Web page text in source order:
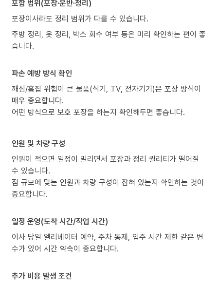
포함 범위(포장·운반·정리)
포장이사라도 정리 범위가 다를 수 있습니다.
주방 정리, 옷 정리, 박스 회수 여부 등은 미리 확인하는 편이 좋
습니다.
파손 예방 방식 확인
깨짐/흠집 위험이 큰 물품(식기, TV, 전자기기)은 포장 방식이
매우 중요합니다.
어떤 방식으로 보호 포장을 하는지 확인해두면 좋습니다.
인원 및 차량 구성
인원이 적으면 일정이 밀리면서 포장과 정리 퀄리티가 떨어질
수 있습니다.
짐 규모에 맞는 인원과 차량 구성이 잡혀 있는지 확인하는 것이
중요합니다.
일정 운영(도착 시간/작업 시간)
이사 당일 엘리베이터 예약, 주차 통제, 입주 시간 제한 같은 변
수가 있어 시간 약속이 중요합니다.
추가 비용 발생 조건